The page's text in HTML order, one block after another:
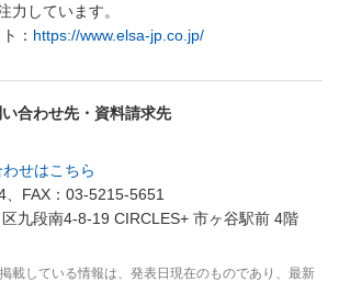
力しています。
： https://www.elsa-jp.co.jp/
合わせ先・資料請求先
せはこちら
FAX：03-5215-5651
九段南4-8-19 CIRCLES+ 市ヶ谷駅前 4階
載している情報は、発表日現在のものであり、最新